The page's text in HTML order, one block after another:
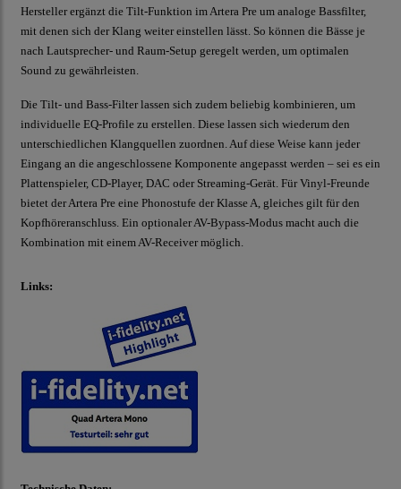
Hersteller ergänzt die Tilt-Funktion im Artera Pre um analoge Bassfilter,
mit denen sich der Klang weiter einstellen lässt. So können die Bässe je
nach Lautsprecher- und Raum-Setup geregelt werden, um optimalen
Sound zu gewährleisten.
Die Tilt- und Bass-Filter lassen sich zudem beliebig kombinieren, um
individuelle EQ-Profile zu erstellen. Diese lassen sich wiederum den
unterschiedlichen Klangquellen zuordnen. Auf diese Weise kann jeder
Eingang an die angeschlossene Komponente angepasst werden – sei es ein
Plattenspieler, CD-Player, DAC oder Streaming-Gerät. Für Vinyl-Freunde
bietet der Artera Pre eine Phonostufe der Klasse A, gleiches gilt für den
Kopfhöreranschluss. Ein optionaler AV-Bypass-Modus macht auch die
Kombination mit einem AV-Receiver möglich.
Links: